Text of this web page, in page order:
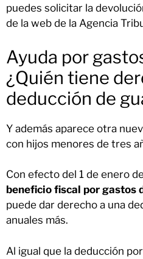
puedes solicitar la
de la web de la Agencia
Ayuda por
¿Quién tiene
deducción de
Y además aparece otra
con hijos menores de tres
Con efecto del 1 de enero
beneficio fiscal por gastos
puede dar derecho a una
anuales más.
Al igual que la deducción